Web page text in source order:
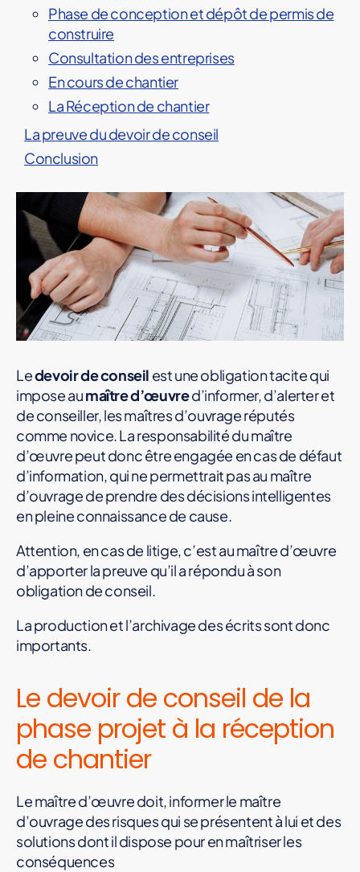
C
A
N
T
Phase de conception et dépôt de permis de
construire
Consultation des entreprises
En cours de chantier
La Réception de chantier
La preuve du devoir de conseil
Conclusion
Ledevoir de conseil est une obligation tacite qui
impose aumaître d’œuvred’informer, d’alerter et
de conseiller, les maîtres d’ouvrage réputés
comme novice. La responsabilité du maître
d’œuvre peut donc être engagée en cas de défaut
d’information, qui ne permettrait pas au maître
d’ouvrage de prendre des décisions intelligentes
en pleine connaissance de cause.
Attention, en cas de litige, c’est au maître d’œuvre
d’apporter la preuve qu’il a répondu à son
obligation de conseil.
La production et l’archivage des écrits sont donc
importants.
Le devoir de conseil de la
phase projet à la réception
de chantier
Le maître d’œuvre doit, informer le maître
d’ouvrage des risques qui se présentent à lui et des
solutions dont il dispose pour en maîtriser les
conséquences